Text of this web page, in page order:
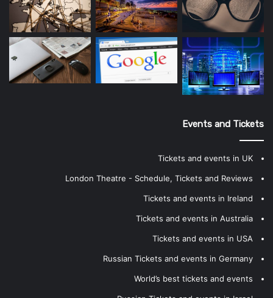
Events and Tickets
Tickets and events in UK
London Theatre - Schedule, Tickets and Reviews
Tickets and events in Ireland
Tickets and events in Australia
Tickets and events in USA
Russian Tickets and events in Germany
World’s best tickets and events